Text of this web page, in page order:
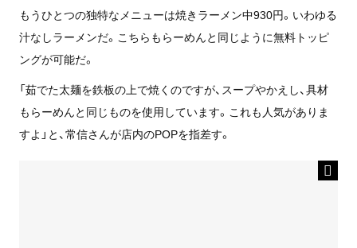
もうひとつの独特なメニューは焼きラーメン中930円。いわゆる
汁なしラーメンだ。こちらもらーめんと同じように無料トッピ
ングが可能だ。
「茹でた太麺を鉄板の上で焼くのですが、スープやかえし、具材
もらーめんと同じものを使用しています。これも人気がありま
すよ」と、常信さんが店内のPOPを指差す。